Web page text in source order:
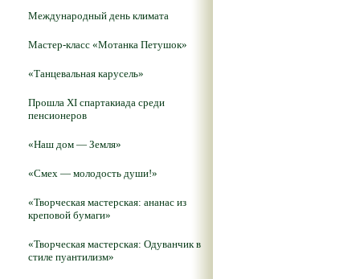
Международный день климата
Мастер-класс «Мотанка Петушок»
«Танцевальная карусель»
Прошла XI спартакиада среди
пенсионеров
«Наш дом — Земля»
«Смех — молодость души!»
«Творческая мастерская: ананас из
креповой бумаги»
«Творческая мастерская: Одуванчик в
стиле пуантилизм»